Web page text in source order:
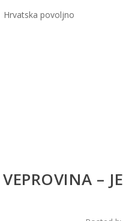
Hrvatska povoljno
VEPROVINA –